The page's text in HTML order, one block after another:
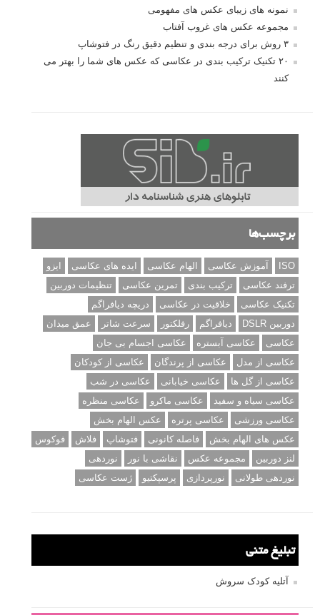
نمونه های زیبای عکس های مفهومی
مجموعه عکس های غروب آفتاب
۳ روش برای درجه بندی و تنظیم دقیق رنگ در فتوشاپ
۲۰ تکنیک ترکیب بندی در عکاسی که عکس های شما را بهتر می
کنند
برچسب‌ها
ISO آموزش عکاسی الهام عکاسی ایده های عکاسی
ایزو
ترفند عکاسی
ترکیب بندی تمرین عکاسی
تنظیمات دوربین
تکنیک عکاسی
خلاقیت در عکاسی
دریچه دیافراگم
دوربین DSLR
دیافراگم رفلکتور سرعت شاتر
عمق میدان
عکاسی
عکاسی آبستره
عکاسی اجسام بی جان
عکاسی از مدل
عکاسی از پرندگان
عکاسی از کودکان
عکاسی از گل ها
عکاسی خیابانی
عکاسی در شب
عکاسی سیاه و سفید
عکاسی ماکرو
عکاسی منظره
عکاسی ورزشی
عکاسی پرتره
عکس الهام بخش
عکس های الهام بخش
فاصله کانونی فتوشاپ فلاش
فوکوس
لنز دوربین
مجموعه عکس نقاشی با نور
نوردهی
نوردهی طولانی
نورپردازی پرسپکتیو ژست عکاسی
تبلیغ متنی
آتلیه کودک سروش